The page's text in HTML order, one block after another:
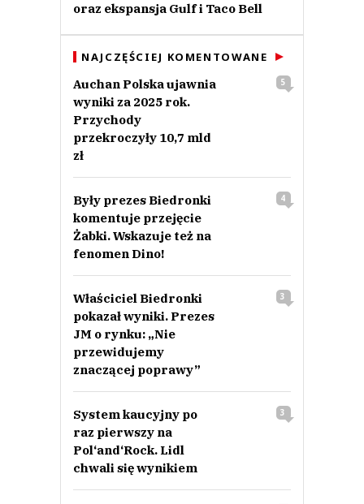
oraz ekspansja Gulf i Taco Bell
NAJCZĘŚCIEJ KOMENTOWANE
Auchan Polska ujawnia
wyniki za 2025 rok.
Przychody
przekroczyły 10,7 mld
zł
5
Były prezes Biedronki
komentuje przejęcie
Żabki. Wskazuje też na
fenomen Dino!
4
Właściciel Biedronki
pokazał wyniki. Prezes
JM o rynku: „Nie
przewidujemy
znaczącej poprawy”
3
System kaucyjny po
raz pierwszy na
Pol‘and‘Rock. Lidl
chwali się wynikiem
3